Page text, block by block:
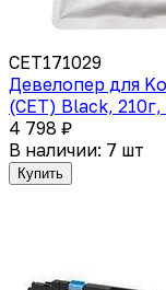
CET171029
Девелопер для
(CET) Black,
4 798 ₽
В наличии: 7 шт
Купить